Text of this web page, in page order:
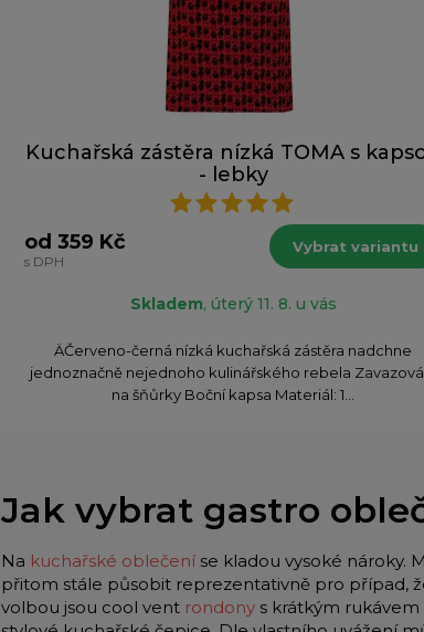
Kuchařská zástěra nízká TOMA s
- lebky
od 359 Kč
s DPH
Vybrat variantu
Skladem, úterý 11. 8. u vás
​ÄČerveno-černá nízká kuchařská zástěra nadchne
jednoznačně nejednoho kulinářského rebela
na šňůrky Boční kapsa Materiál: 1...
Jak vybrat gastro
Na kuchařské oblečeníse kladou vysoké nároky.
přitom stále působit reprezentativně pro případ,
volbou jsou cool vent rondony s krátkým